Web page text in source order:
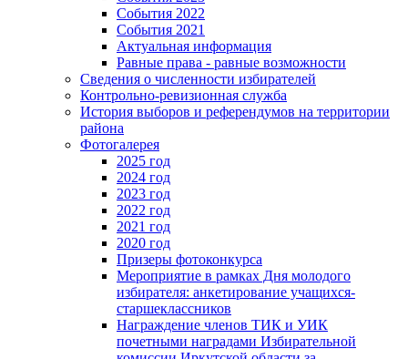
События 2022
События 2021
Актуальная информация
Равные права - равные возможности
Сведения о численности избирателей
Контрольно-ревизионная служба
История выборов и референдумов на территории
района
Фотогалерея
2025 год
2024 год
2023 год
2022 год
2021 год
2020 год
Призеры фотоконкурса
Мероприятие в рамках Дня молодого
избирателя: анкетирование учащихся-
старшеклассников
Награждение членов ТИК и УИК
почетными наградами Избирательной